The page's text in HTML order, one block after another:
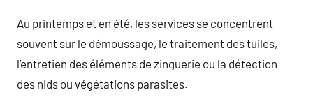
Au printemps et en été, les services se concentrent
souvent sur le démoussage, le traitement des tuiles,
l’entretien des éléments de zinguerie ou la détection
des nids ou végétations parasites.